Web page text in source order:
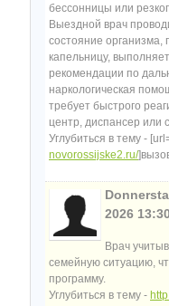
бессонницы или
Выездной врач
состояние организма,
капельницу,
рекомендации по
наркологическая
требует быстрого
центр, диспансер или
Углубиться в тему -
novorossijske2.ru/
2026 13:30
Врач
семейную ситуацию,
программу.
Углубиться в тему -